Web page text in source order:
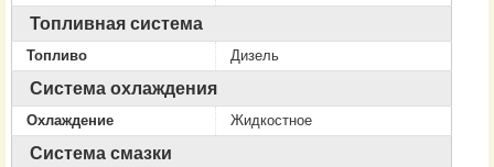
Топливная система
Топливо Дизель
Система охлаждения
Охлаждение Жидкостное
Система смазки